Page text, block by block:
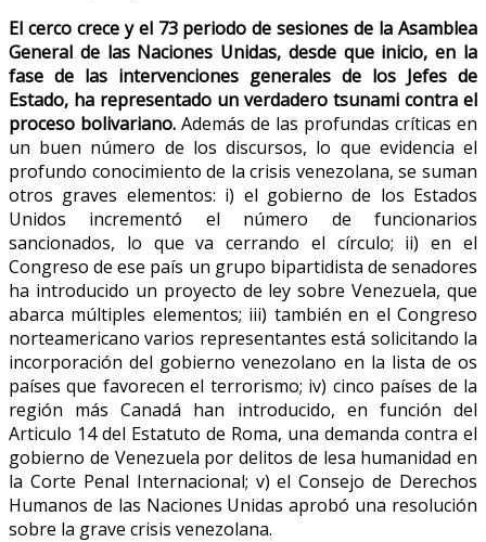
El cerco crece y el 73 periodo de sesiones de la Asamblea
General de las Naciones Unidas, desde que inicio, en la
fase de las intervenciones generales de los Jefes de
Estado, ha representado un verdadero tsunami contra el
proceso bolivariano. Además de las profundas críticas en
un buen número de los discursos, lo que evidencia el
profundo conocimiento de la crisis venezolana, se suman
otros graves elementos: i) el gobierno de los Estados
Unidos incrementó el número de funcionarios
sancionados, lo que va cerrando el círculo; ii) en el
Congreso de ese país un grupo bipartidista de senadores
ha introducido un proyecto de ley sobre Venezuela, que
abarca múltiples elementos; iii) también en el Congreso
norteamericano varios representantes está solicitando la
incorporación del gobierno venezolano en la lista de os
países que favorecen el terrorismo; iv) cinco países de la
región más Canadá han introducido, en función del
Articulo 14 del Estatuto de Roma, una demanda contra el
gobierno de Venezuela por delitos de lesa humanidad en
la Corte Penal Internacional; v) el Consejo de Derechos
Humanos de las Naciones Unidas aprobó una resolución
sobre la grave crisis venezolana.